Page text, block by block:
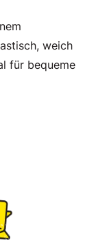
weich
für bequeme